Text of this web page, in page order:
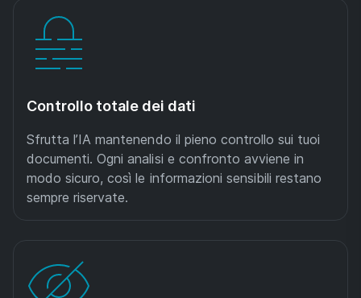
Controllo totale dei dati
Sfrutta l’IA mantenendo il pieno controllo sui tuoi
documenti. Ogni analisi e confronto avviene in
modo sicuro, così le informazioni sensibili restano
sempre riservate.